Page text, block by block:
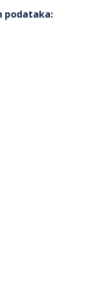
podataka: